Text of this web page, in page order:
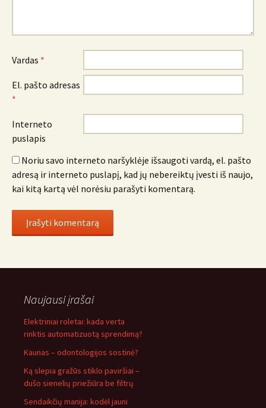
Vardas *
El. pašto adresas
*
Interneto
puslapis
Noriu savo interneto naršyklėje išsaugoti vardą, el. pašto
adresą ir interneto puslapį, kad jų nebereiktų įvesti iš naujo,
kai kitą kartą vėl norėsiu parašyti komentarą.
Naujausi įrašai
Elektriniai roletai: kada verta
rinktis automatizuotą sprendimą?
Kaunas – odontologijos sostinė?
Ką slepia gražūs stiklo paviršiai –
dušo sienelių priežiūra be filtrų
Sendaikčių manija: kodėl jauni